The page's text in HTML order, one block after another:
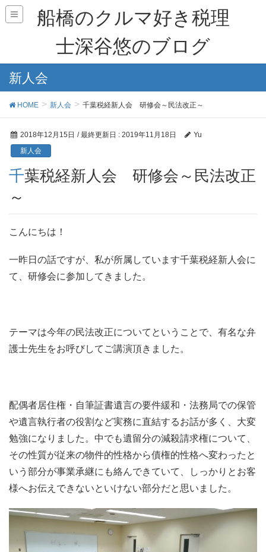
船橋のクルマ好き税理
士深谷悠のブログ
新人会
HOME 新人会 千葉税経新人会 研修会～民法改正～
2018年12月15日 / 最終更新日 : 2019年11月18日
Yu
新人会
千葉税経新人会 研修会～民法改正
～
こんにちは！
一昨日の話ですが、私が所属しています千葉税経新人会に
て、研修会に参加してきました。
テーマは今年の民法改正についてということで、有名な弁
護士先生をお呼びしてご講演頂きました。
配偶者居住権・自筆証書遺言の要件緩和・法務局での保管
や遺言執行者の役割など実務に直結するお話が多く、大変
勉強になりました。中でも遺留分の減殺請求権について、
その性質が従来の物件的性格から債権的性格へ変わったと
いう部分が事業承継にも絡んできていて、しっかりとお客
様へお伝えできないといけない部分だと思いました。